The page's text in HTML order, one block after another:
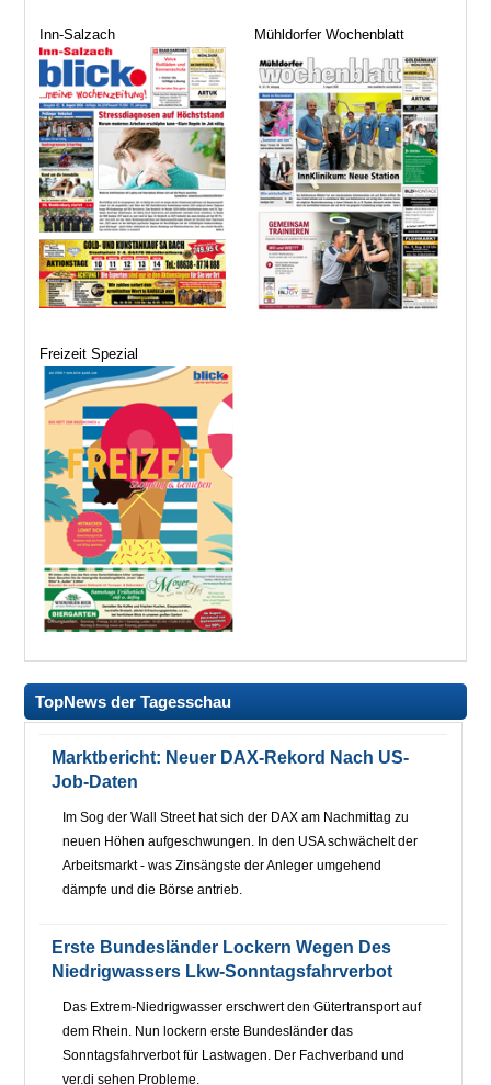
Inn-Salzach Mühldorfer Wochenblatt
Freizeit Spezial
TopNews der Tagesschau
Marktbericht: Neuer DAX-Rekord Nach US-
Job-Daten
Im Sog der Wall Street hat sich der DAX am Nachmittag zu
neuen Höhen aufgeschwungen. In den USA schwächelt der
Arbeitsmarkt - was Zinsängste der Anleger umgehend
dämpfe und die Börse antrieb.
Erste Bundesländer Lockern Wegen Des
Niedrigwassers Lkw-Sonntagsfahrverbot
Das Extrem-Niedrigwasser erschwert den Gütertransport auf
dem Rhein. Nun lockern erste Bundesländer das
Sonntagsfahrverbot für Lastwagen. Der Fachverband und
ver.di sehen Probleme.